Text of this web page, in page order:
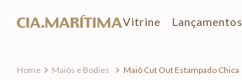
Vitrine Lançamentos
Maiôs e Bodies Maiô Cut Out Estampado Chica